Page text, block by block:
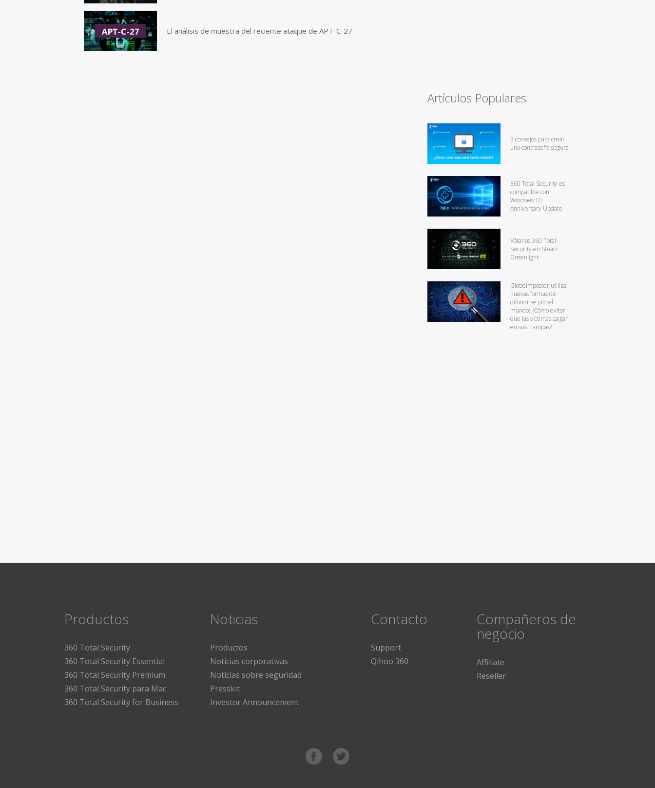
El análisis de muestra del reciente ataque de APT-C-27
Artículos Populares
3 consejos para crear
una contraseña segura
360 Total Security es
compatible con
Windows 10
Anniversary Update
Vótanos 360 Total
Security en Steam
Greenlight
GlobeImposter utiliza
nuevas formas de
difundirse por el
mundo: ¿Cómo evitar
que las víctimas caigan
en sus trampas?
Productos
360 Total Security
360 Total Security Essential
360 Total Security Premium
360 Total Security para Mac
360 Total Security for Business
Noticias
Productos
Noticias corporativas
Noticias sobre seguridad
Presskit
Investor Announcement
Contacto
Support
Qihoo 360
Compañeros de
negocio
Affiliate
Reseller